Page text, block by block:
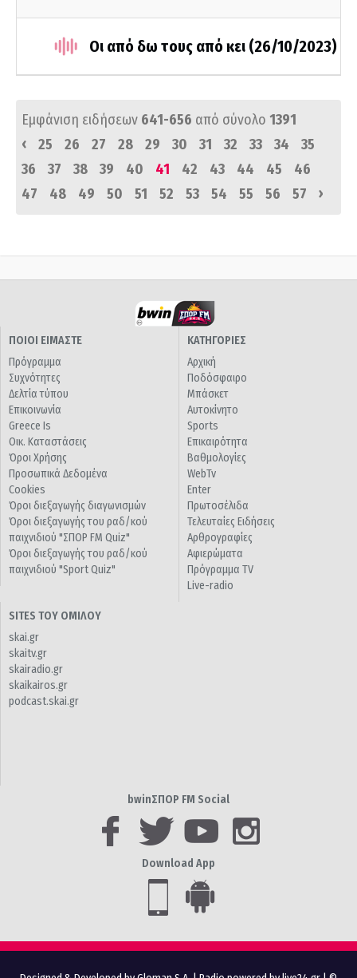
Οι από δω τους από κει (26/10/2023)
Εμφάνιση ειδήσεων 641-656 από σύνολο 1391
‹
25 26 27 28 29 30 31 32 33 34
35
36
37 38 39 40 41 42 43 44 45
46
47
48 49 50 51 52 53 54 55 56 57 ›
ΠΟΙΟΙ ΕΙΜΑΣΤΕ
Πρόγραμμα
Συχνότητες
Δελτία τύπου
Επικοινωνία
Greece Is
Οικ. Καταστάσεις
Όροι Χρήσης
Προσωπικά Δεδομένα
Cookies
Όροι διεξαγωγής διαγωνισμών
Όροι διεξαγωγής του ραδ/κού
παιχνιδιού "ΣΠΟΡ FM Quiz"
Όροι διεξαγωγής του ραδ/κού
παιχνιδιού "Sport Quiz"
ΚΑΤΗΓΟΡΙΕΣ
Αρχική
Ποδόσφαιρο
Μπάσκετ
Αυτοκίνητο
Sports
Επικαιρότητα
Βαθμολογίες
WebTv
Enter
Πρωτοσέλιδα
Τελευταίες Ειδήσεις
Αρθρογραφίες
Αφιερώματα
Πρόγραμμα TV
Live-radio
SITES ΤΟΥ ΟΜΙΛΟΥ
skai.gr
skaitv.gr
skairadio.gr
skaikairos.gr
podcast.skai.gr
bwinΣΠΟΡ FM Social
Download App